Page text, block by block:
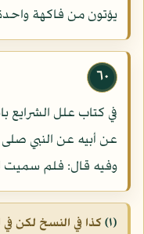
يؤتون من فاكهة
٦٠
في كتاب علل الشرايع
عن أبيه عن النبي
وفيه قال: فلم سميت
(١) كذا في النسخ لكن